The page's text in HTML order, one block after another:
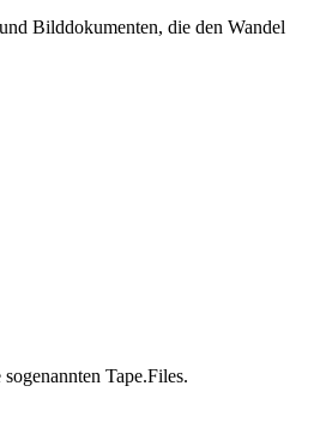
Bilddokumenten, die den Wandel
Tape.Files.